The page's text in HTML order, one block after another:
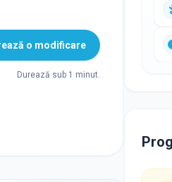
o modificare
Durează sub 1 minut.